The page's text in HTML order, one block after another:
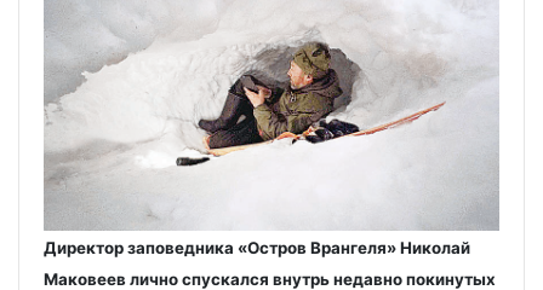
Директор заповедника «Остров Врангеля» Николай
Маковеев лично спускался внутрь недавно покинутых